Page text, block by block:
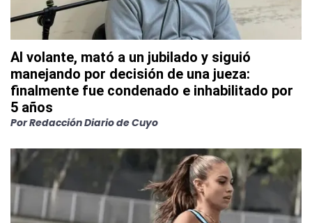
Al volante, mató a un jubilado y siguió
manejando por decisión de una jueza:
finalmente fue condenado e inhabilitado por
5 años
PorRedacción Diario de Cuyo